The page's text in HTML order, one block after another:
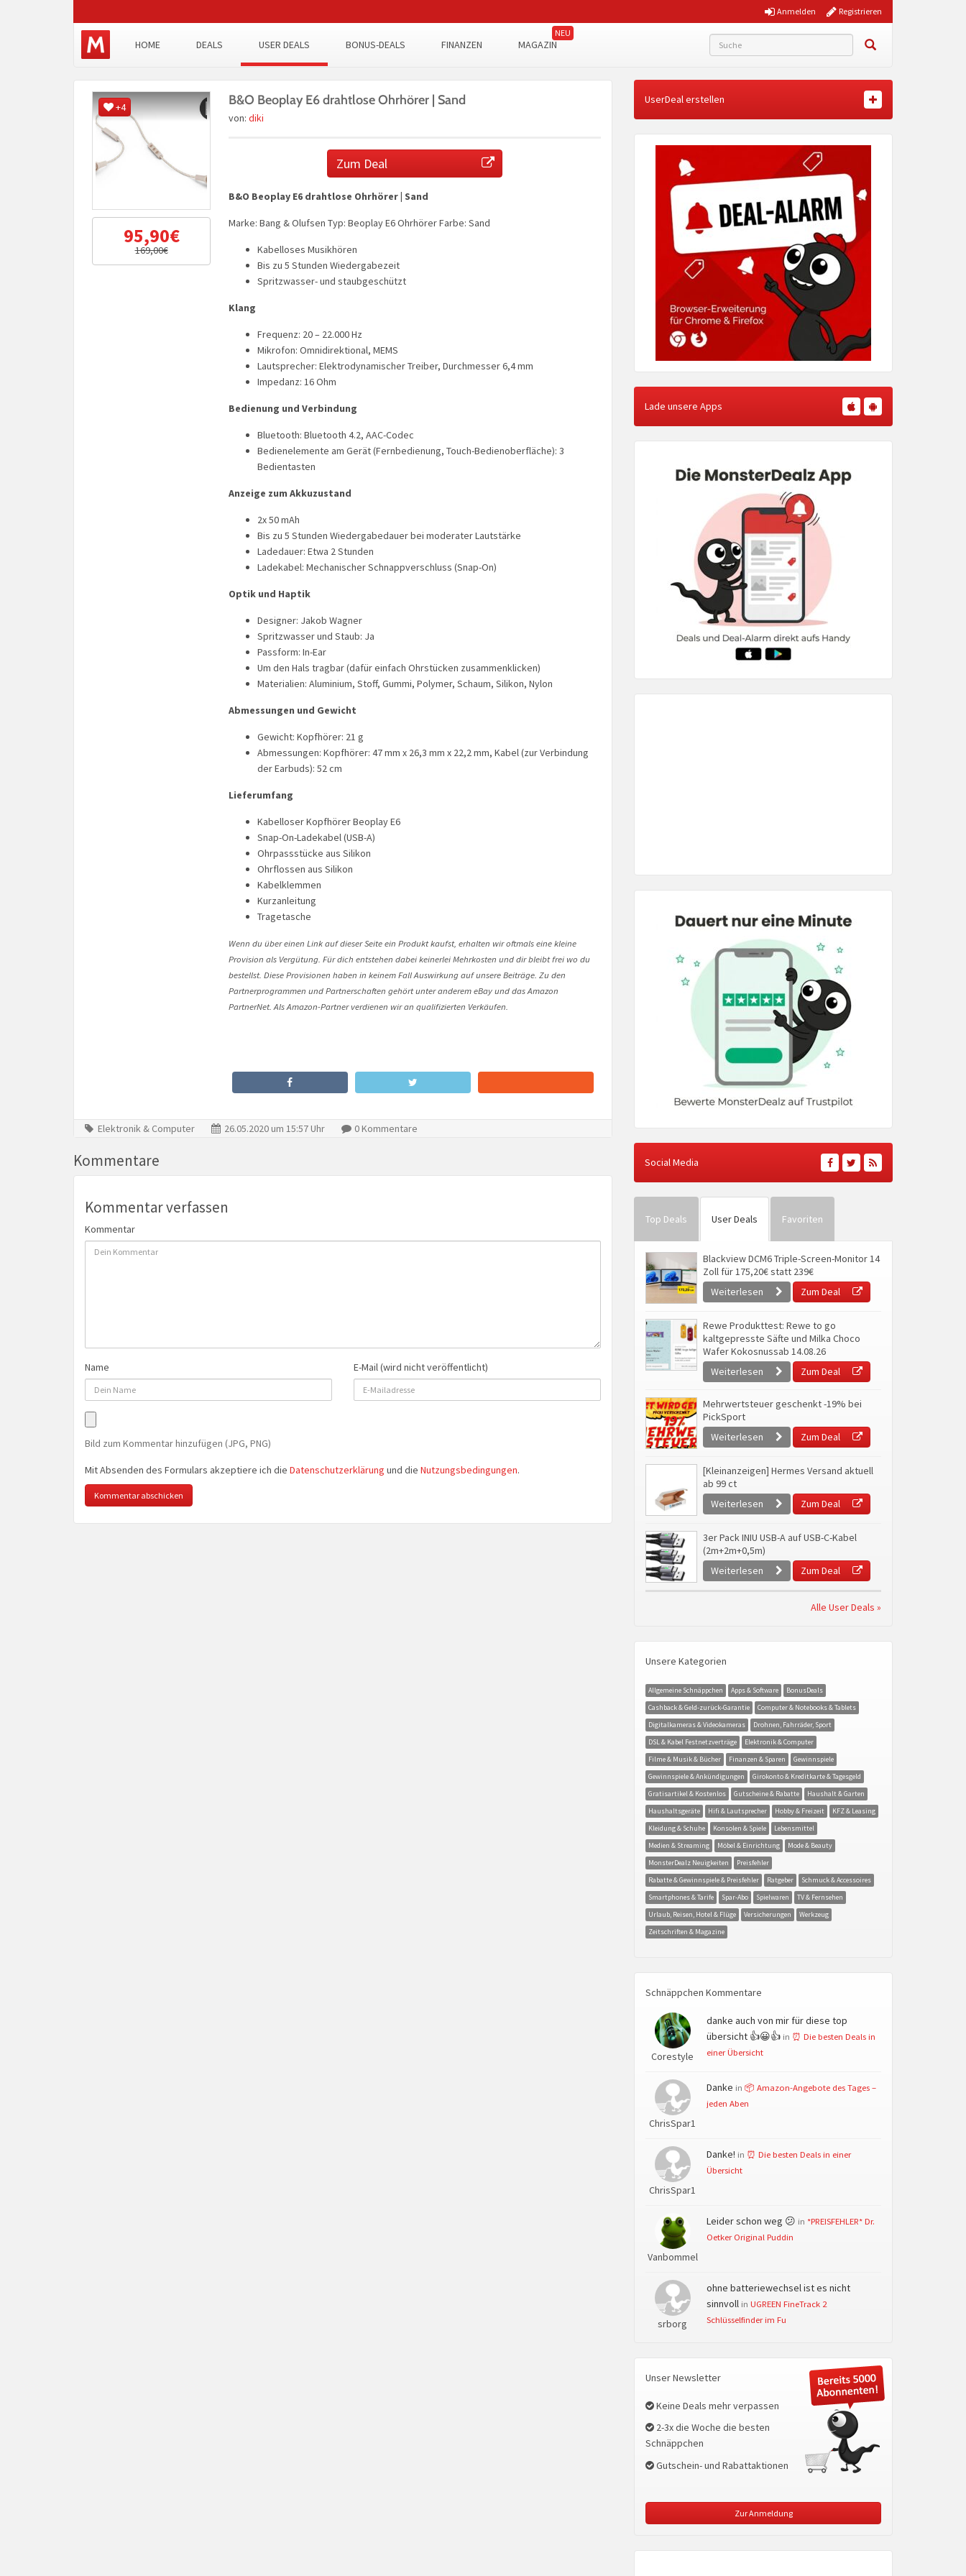
Registrieren
Anmelden
HOME DEALS USER DEALS BONUS-DEALS FINANZEN MAGAZIN
+4
95,90€
169,00€
B&O Beoplay E6 drahtlose Ohrhörer | Sand
von: diki
Zum Deal
B&O Beoplay E6 drahtlose Ohrhörer | Sand
Marke: Bang & Olufsen Typ: Beoplay E6 Ohrhörer Farbe: Sand
Kabelloses Musikhören
Bis zu 5 Stunden Wiedergabezeit
Spritzwasser- und staubgeschützt
Klang
Frequenz: 20 – 22.000 Hz
Mikrofon: Omnidirektional, MEMS
Lautsprecher: Elektrodynamischer Treiber, Durchmesser 6,4 mm
Impedanz: 16 Ohm
Bedienung und Verbindung
Bluetooth: Bluetooth 4.2, AAC-Codec
Bedienelemente am Gerät (Fernbedienung, Touch-Bedienoberfläche): 3
Bedientasten
Anzeige zum Akkuzustand
2x 50 mAh
Bis zu 5 Stunden Wiedergabedauer bei moderater Lautstärke
Ladedauer: Etwa 2 Stunden
Ladekabel: Mechanischer Schnappverschluss (Snap-On)
Optik und Haptik
Designer: Jakob Wagner
Spritzwasser und Staub: Ja
Passform: In-Ear
Um den Hals tragbar (dafür einfach Ohrstücken zusammenklicken)
Materialien: Aluminium, Stoff, Gummi, Polymer, Schaum, Silikon, Nylon
Abmessungen und Gewicht
Gewicht: Kopfhörer: 21 g
Abmessungen: Kopfhörer: 47 mm x 26,3 mm x 22,2 mm, Kabel (zur Verbindung
der Earbuds): 52 cm
Lieferumfang
Kabelloser Kopfhörer Beoplay E6
Snap-On-Ladekabel (USB-A)
Ohrpassstücke aus Silikon
Ohrflossen aus Silikon
Kabelklemmen
Kurzanleitung
Tragetasche
Wenn du über einen Link auf dieser Seite ein Produkt kaufst, erhalten wir oftmals eine kleine
Provision als Vergütung. Für dich entstehen dabei keinerlei Mehrkosten und dir bleibt frei wo du
bestellst. Diese Provisionen haben in keinem Fall Auswirkung auf unsere Beiträge. Zu den
Partnerprogrammen und Partnerschaften gehört unter anderem eBay und das Amazon
PartnerNet. Als Amazon-Partner verdienen wir an qualifizierten Verkäufen.
Elektronik & Computer 26.05.2020 um 15:57 Uhr 0 Kommentare
Kommentare
Kommentar verfassen
Kommentar
Name E-Mail (wird nicht veröffentlicht)
Bild zum Kommentar hinzufügen (JPG, PNG)
Mit Absenden des Formulars akzeptiere ich die Datenschutzerklärung und die Nutzungsbedingungen.
UserDeal erstellen
Lade unsere Apps
Social Media
Top Deals User Deals Favoriten
Blackview DCM6 Triple-Screen-Monitor 14
Zoll für 175,20€ statt 239€
Weiterlesen
Zum Deal
Rewe Produkttest: Rewe to go
kaltgepresste Säfte und Milka Choco
Wafer Kokosnussab 14.08.26
Weiterlesen
Zum Deal
Mehrwertsteuer geschenkt -19% bei
PickSport
Weiterlesen
Zum Deal
[Kleinanzeigen] Hermes Versand aktuell
ab 99 ct
Weiterlesen
Zum Deal
3er Pack INIU USB-A auf USB-C-Kabel
(2m+2m+0,5m)
Weiterlesen
Zum Deal
Alle User Deals »
Unsere Kategorien
Allgemeine Schnäppchen Apps & Software
BonusDeals
Cashback & Geld-zurück-Garantie
Computer & Notebooks & Tablets
Digitalkameras & Videokameras
Drohnen, Fahrräder, Sport
DSL & Kabel Festnetzverträge
Elektronik & Computer
Filme & Musik & Bücher
Finanzen & Sparen
Gewinnspiele
Gewinnspiele & Ankündigungen
Girokonto & Kreditkarte & Tagesgeld
Gratisartikel & Kostenlos
Gutscheine & Rabatte
Haushalt & Garten
Haushaltsgeräte
Hifi & Lautsprecher Hobby & Freizeit
KFZ & Leasing
Kleidung & Schuhe
Konsolen & Spiele
Lebensmittel
Medien & Streaming
Möbel & Einrichtung
Mode & Beauty
MonsterDealz Neuigkeiten
Preisfehler
Rabatte & Gewinnspiele & Preisfehler
Ratgeber
Schmuck & Accessoires
Smartphones & Tarife
Spar-Abo Spielwaren
TV & Fernsehen
Urlaub, Reisen, Hotel & Flüge
Versicherungen
Werkzeug
Zeitschriften & Magazine
Schnäppchen Kommentare
Corestyle
danke auch von mir für diese top
übersicht 👍😀👍 in ⏰ Die besten Deals in
einer Übersicht
ChrisSpar1
Danke in 📦 Amazon-Angebote des Tages –
jeden Aben
ChrisSpar1
Danke! in ⏰ Die besten Deals in einer
Übersicht
Vanbommel
Leider schon weg 😕 in *PREISFEHLER* Dr.
Oetker Original Puddin
srborg
ohne batteriewechsel ist es nicht
sinnvoll in UGREEN FineTrack 2
Schlüsselfinder im Fu
Unser Newsletter
Keine Deals mehr verpassen
2-3x die Woche die besten
Schnäppchen
Gutschein- und Rabattaktionen
Zur Anmeldung